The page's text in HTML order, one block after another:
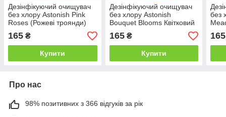
Дезінфікуючий очищувач
без хлору Astonish Pink
Roses (Рожеві троянди)
спрей 550 мл
165 ₴
Купити
Дезінфікуючий очищувач
без хлору Astonish
Bouquet Blooms Квітковий
букет 550 мл.
165₴
Купити
без
550
165
Про нас
98% позитивних з 366 відгуків за рік